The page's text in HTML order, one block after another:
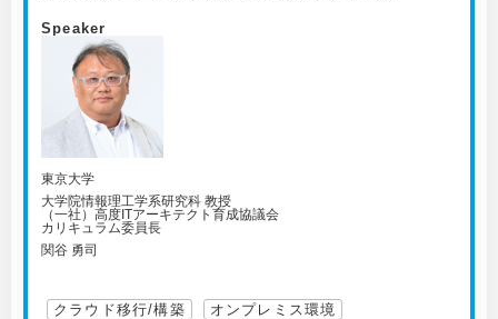
Speaker
東京大学
大学院情報理工学系研究科 教授
（一社）高度ITアーキテクト育成協議会
カリキュラム委員長
関谷 勇司
クラウド移行/構築
オンプレミス環境